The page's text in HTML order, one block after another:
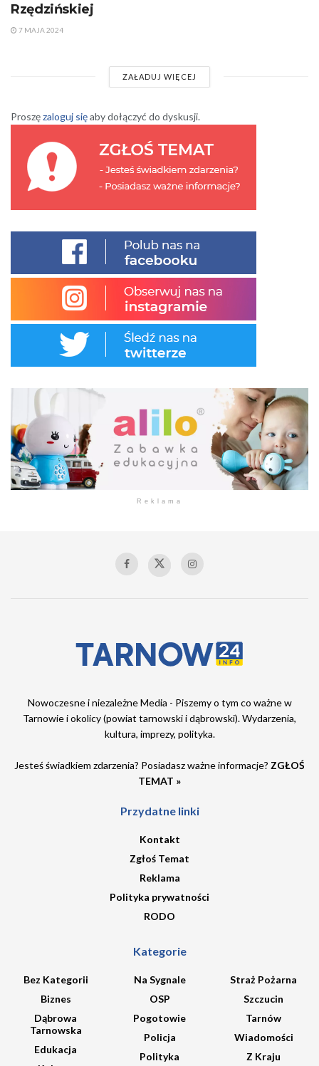
Rzędzińskiej
7 MAJA 2024
ZAŁADUJ WIĘCEJ
Proszęzaloguj sięaby dołączyć do dyskusji.
Reklama
Nowoczesne i niezależne Media - Piszemy o tym co ważne w
Tarnowie i okolicy (powiat tarnowski i dąbrowski). Wydarzenia,
kultura, imprezy, polityka.
Jesteś świadkiem zdarzenia? Posiadasz ważne informacje? ZGŁOŚ
TEMAT »
Przydatne linki
Kontakt
Zgłoś Temat
Reklama
Polityka prywatności
RODO
Kategorie
Bez Kategorii
Biznes
Dąbrowa
Tarnowska
Edukacja
Na Sygnale
OSP
Pogotowie
Policja
Polityka
Straż Pożarna
Szczucin
Tarnów
Wiadomości
Z Kraju